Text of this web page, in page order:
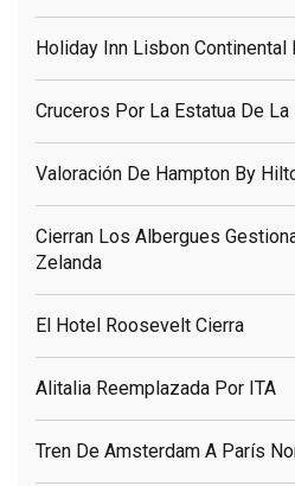
Holiday Inn Lisbon Continental
Cruceros Por La Estatua De
Valoración De Hampton By
Cierran Los Albergues
Zelanda
El Hotel Roosevelt Cierra
Alitalia Reemplazada Por ITA
Tren De Amsterdam A París